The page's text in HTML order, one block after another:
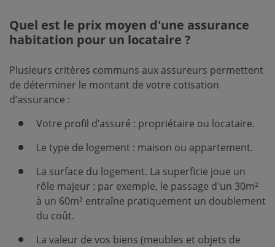
Quel est le prix moyen d'une assurance
habitation pour un locataire ?
Plusieurs critères communs aux assureurs permettent
de déterminer le montant de votre cotisation
d’assurance :
Votre profil d’assuré : propriétaire ou locataire.
Le type de logement : maison ou appartement.
La surface du logement. La superficie joue un
rôle majeur : par exemple, le passage d'un 30m²
à un 60m² entraîne pratiquement un doublement
du coût.
La valeur de vos biens (meubles et objets de